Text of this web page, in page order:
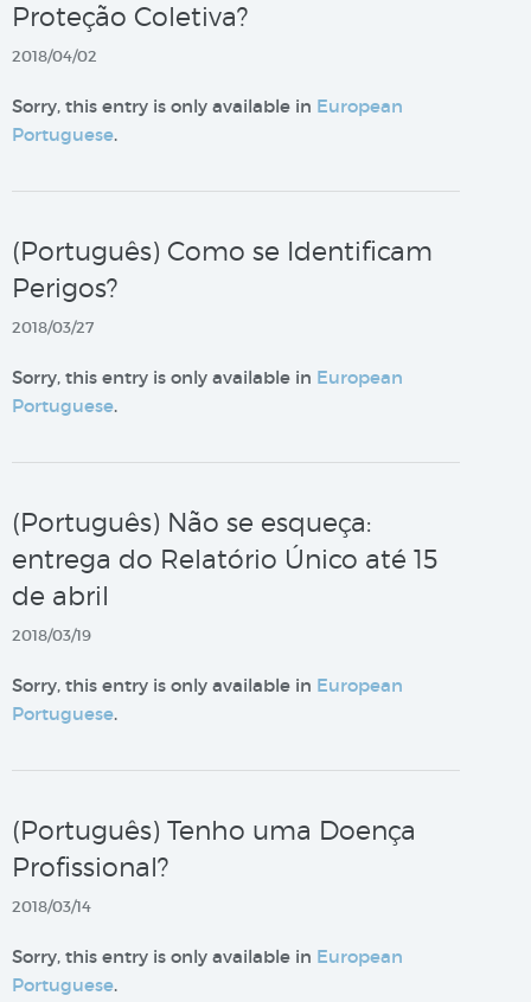
Proteção Coletiva?
2018/04/02
Sorry, this entry is only available in European
Portuguese.
(Português) Como se Identificam
Perigos?
2018/03/27
Sorry, this entry is only available in European
Portuguese.
(Português) Não se esqueça:
entrega do Relatório Único até 15
de abril
2018/03/19
Sorry, this entry is only available in European
Portuguese.
(Português) Tenho uma Doença
Profissional?
2018/03/14
Sorry, this entry is only available in European
Portuguese.